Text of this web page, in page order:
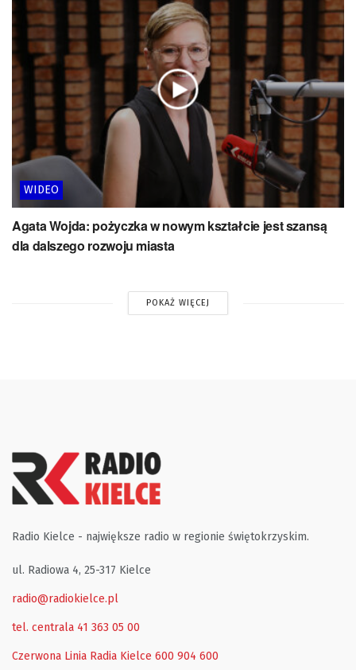
WIDEO
Agata Wojda: pożyczka w nowym kształcie jest szansą
dla dalszego rozwoju miasta
POKAŻ WIĘCEJ
Radio Kielce - największe radio w regionie świętokrzyskim.
ul. Radiowa 4, 25-317 Kielce
radio@radiokielce.pl
tel. centrala 41 363 05 00
Czerwona Linia Radia Kielce 600 904 600